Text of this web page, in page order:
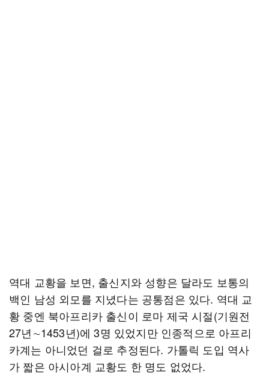
역대 교황을 보면, 출신지와 성향은 달라도 보통의
백인 남성 외모를 지녔다는 공통점은 있다. 역대 교
황 중엔 북아프리카 출신이 로마 제국 시절(기원전
27년∼1453년)에 3명 있었지만 인종적으로 아프리
카계는 아니었던 걸로 추정된다. 가톨릭 도입 역사
가 짧은 아시아계 교황도 한 명도 없었다.